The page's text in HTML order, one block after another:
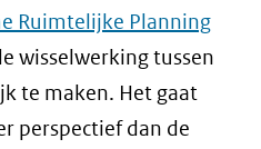
Ruimtelijke Planning
in
wisselwerking tussen
te maken. Het gaat
perspectief dan de